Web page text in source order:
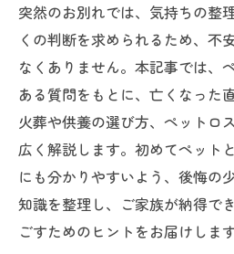
突然のお別れでは、気持ちの整
くの判断を求められるため、不
なくありません。本記事では、
ある質問をもとに、亡くなった
火葬や供養の選び方、ペットロ
広く解説します。初めてペット
にも分かりやすいよう、後悔の
知識を整理し、ご家族が納得で
ごすためのヒントをお届けします